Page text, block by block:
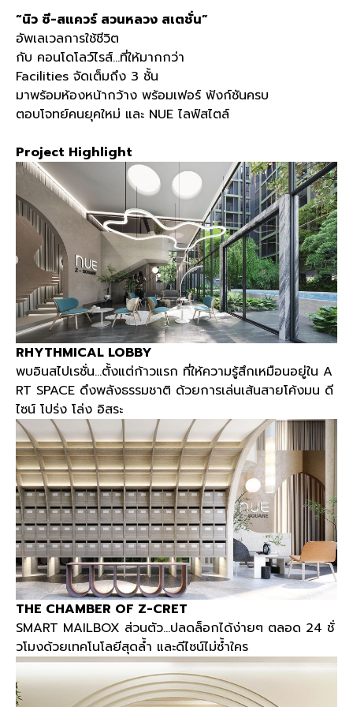
“นิว ซี-สแควร์ สวนหลวง สเตชั่น”
อัพเลเวลการใช้ชีวิต
กับ คอนโดโลว์ไรส์…ที่ให้มากกว่า
Facilities จัดเต็มถึง 3 ชั้น
มาพร้อมห้องหน้ากว้าง พร้อมเฟอร์ ฟังก์ชันครบ
ตอบโจทย์คนยุคใหม่ และ NUE ไลฟ์สไตล์
Project Highlight
RHYTHMICAL LOBBY
พบอินสไปเรชั่น…ตั้งแต่ก้าวแรก ที่ให้ความรู้สึกเหมือนอยู่ใน A
RT SPACE ดึงพลังธรรมชาติ ด้วยการเล่นเส้นสายโค้งมน ดี
ไซน์ โปร่ง โล่ง อิสระ
THE CHAMBER OF Z-CRET
SMART MAILBOX ส่วนตัว...ปลดล็อกได้ง่ายๆ ตลอด 24 ชั่
วโมงด้วยเทคโนโลยีสุดล้ำ และดีไซน์ไม่ซ้ำใคร